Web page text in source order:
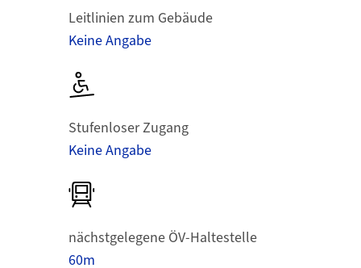
Leitlinien zum Gebäude
Keine Angabe
Stufenloser Zugang
Keine Angabe
nächstgelegene ÖV-Haltestelle
60m